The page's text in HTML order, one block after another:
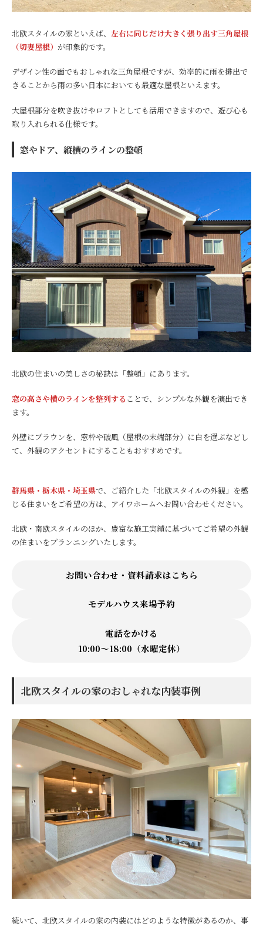
北欧スタイルの家といえば、 左右に同じだけ大きく張り出す三角屋根
（切妻屋根） が印象的です。
デザイン性の面でもおしゃれな三角屋根ですが、効率的に雨を排出で
きることから雨の多い日本においても最適な屋根といえます。
大屋根部分を吹き抜けやロフトとしても活用できますので、遊び心も
取り入れられる仕様です。
窓やドア、縦横のラインの整頓
北欧の住まいの美しさの秘訣は「整頓」にあります。
窓の高さや横のラインを整列する ことで、シンプルな外観を演出でき
ます。
外壁にブラウンを、窓枠や破風（屋根の末端部分）に白を選ぶなどし
て、外観のアクセントにすることもおすすめです。
群馬県・栃木県・埼玉県で、ご紹介した「北欧スタイルの外観」を感
じる住まいをご希望の方は、アイワホームへお問い合わせください。
北欧・南欧スタイルのほか、豊富な施工実績に基づいてご希望の外観
の住まいをプランニングいたします。
お問い合わせ・資料請求はこちら
モデルハウス来場予約
電話をかける
10:00〜18:00（水曜定休）
北欧スタイルの家のおしゃれな内装事例
続いて、北欧スタイルの家の内装にはどのような特徴があるのか、事